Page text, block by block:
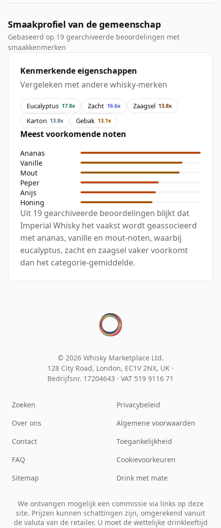
Smaakprofiel van de gemeenschap
Gebaseerd op 19 gearchiveerde beoordelingen met
smaakkenmerken
Kenmerkende eigenschappen
Vergeleken met andere whisky-merken
Eucalyptus 17.8x Zacht 16.6x Zaagsel 13.8x
Karton 13.8x Gebak 13.1x
Meest voorkomende noten
Ananas
Vanille
Mout
Peper
Anijs
Honing
Uit 19 gearchiveerde beoordelingen blijkt dat
Imperial Whisky het vaakst wordt geassocieerd
met ananas, vanille en mout-noten, waarbij
eucalyptus, zacht en zaagsel vaker voorkomt
dan het categorie-gemiddelde.
© 2026 Whisky Marketplace Ltd.
128 City Road, London, EC1V 2NX, UK ·
Bedrijfsnr. 17204643 · VAT 519 9116 71
Zoeken
Over ons
Contact
FAQ
Sitemap
Privacybeleid
Algemene voorwaarden
Toegankelijkheid
Cookievoorkeuren
Drink met mate
We ontvangen mogelijk een commissie via links op deze
site. Prijzen kunnen schattingen zijn, omgerekend vanuit
de valuta van de retailer. U moet de wettelijke drinkleeftijd